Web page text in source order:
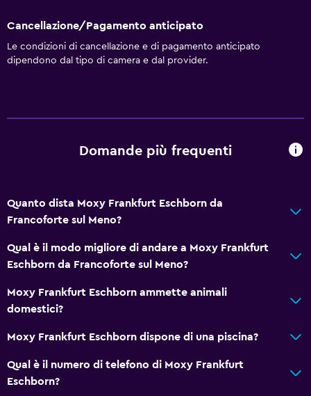
Cancellazione/Pagamento anticipato
Le condizioni di cancellazione e di pagamento anticipato
dipendono dal tipo di camera e dal provider.
Domande più frequenti
Quanto dista Moxy Frankfurt Eschborn da
Francoforte sul Meno?
Qual è il modo migliore di andare a Moxy Frankfurt
Eschborn da Francoforte sul Meno?
Moxy Frankfurt Eschborn ammette animali
domestici?
Moxy Frankfurt Eschborn dispone di una piscina?
Qual è il numero di telefono di Moxy Frankfurt
Eschborn?